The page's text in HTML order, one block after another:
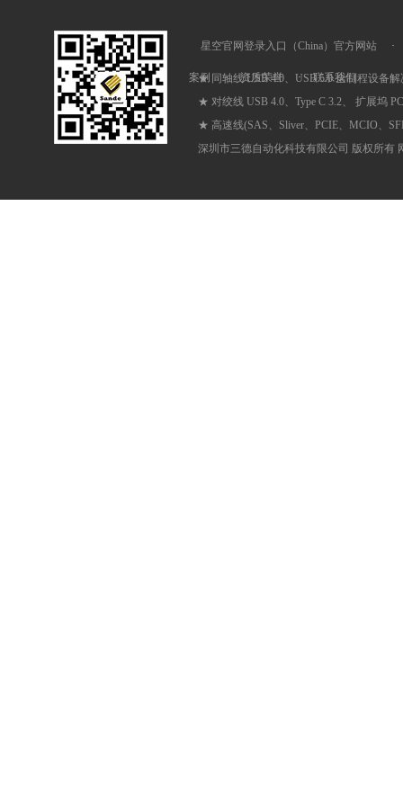
星空官网登录入口（China）官方网站 ·
案例 · 资质荣誉 · 联系我们
★ 同轴线 USB 4.0、USB 5.0 全制程设备解
★ 对绞线 USB 4.0、Type C 3.2、 扩展坞
★ 高速线(SAS、Sliver、PCIE、MCIO、
深圳市三德自动化科技有限公司 版权所有